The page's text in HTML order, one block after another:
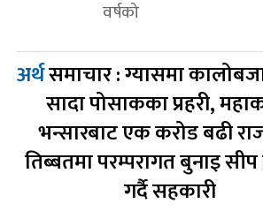
वर्षको
अर्थसमाचार : ग्यासमा
सादा पोसाकका प्रहरी,
भन्सारबाट एक करोड बढी
तिब्बतमा परम्परागत बुनाइ
गर्दै सहकारी